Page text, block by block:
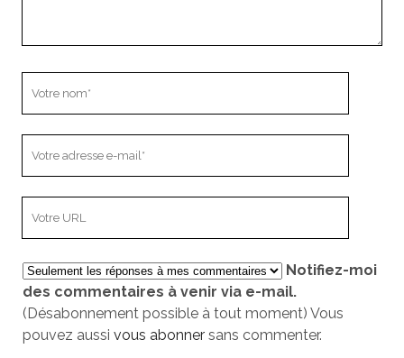
mail
votre
site
Notifiez-moi
des commentaires à venir via e-mail.
(Désabonnement possible à tout moment) Vous
pouvez aussi vous abonnersans commenter.